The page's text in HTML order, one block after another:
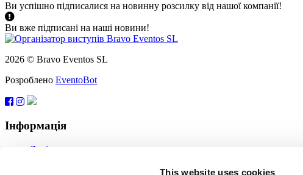
This website uses cookies
Ви успішно підписалися на новинну розсилку від нашої компанії!
Ви вже підписані на наші новини!
2026 © Bravo Eventos SL
Розроблено EventoBot
Інформація
Довідка